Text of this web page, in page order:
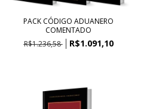
PACK CÓDIGO ADUANERO
COMENTADO
R$1.236,58
R$1.091,10